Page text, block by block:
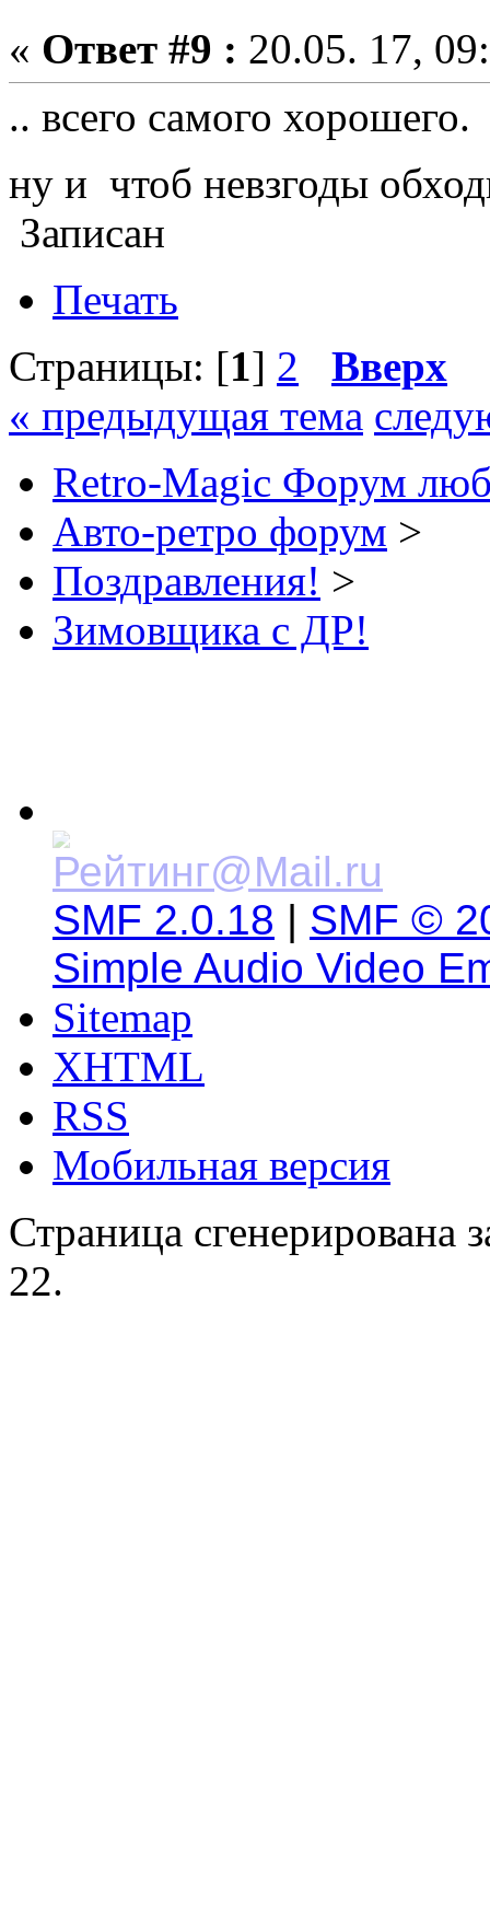
« Ответ #9 : 20.05. 17,
.. всего самого
ну и чтоб невзгоды
Записан
Печать
Страницы: [1] 2
Вверх
« предыдущая тема
Retro-Magic Форум
Авто-ретро форум >
Поздравления! >
Зимовщика с ДР!
SMF 2.0.18 | SMF ©
Simple Audio Video
Sitemap
XHTML
RSS
Мобильная версия
Страница сгенерирована
22.